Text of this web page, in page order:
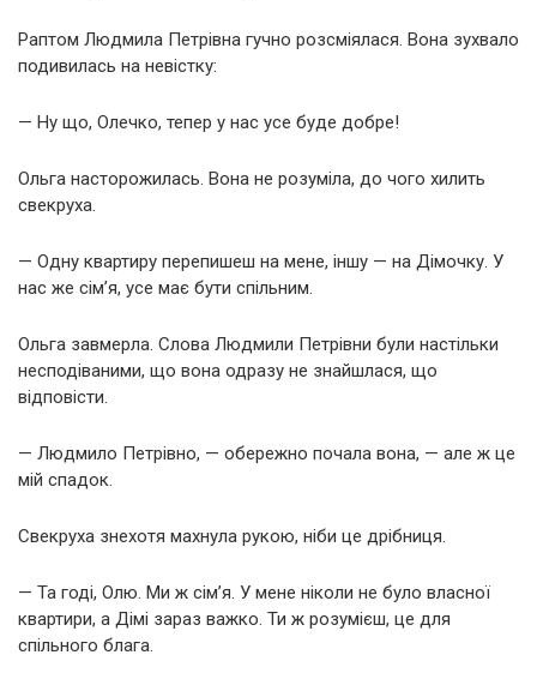
Раптом Людмила Петрівна гучно розсміялася. Вона зухвало
подивилась на невістку:
— Ну що, Олечко, тепер у нас усе буде добре!
Ольга насторожилась. Вона не розуміла, до чого хилить
свекруха.
— Одну квартиру перепишеш на мене, іншу — на Дімочку. У
нас же сім’я, усе має бути спільним.
Ольга завмерла. Слова Людмили Петрівни були настільки
несподіваними, що вона одразу не знайшлася, що
відповісти.
— Людмило Петрівно, — обережно почала вона, — але ж це
мій спадок.
Свекруха знехотя махнула рукою, ніби це дрібниця.
— Та годі, Олю. Ми ж сім’я. У мене ніколи не було власної
квартири, а Дімі зараз важко. Ти ж розумієш, це для
спільного блага.